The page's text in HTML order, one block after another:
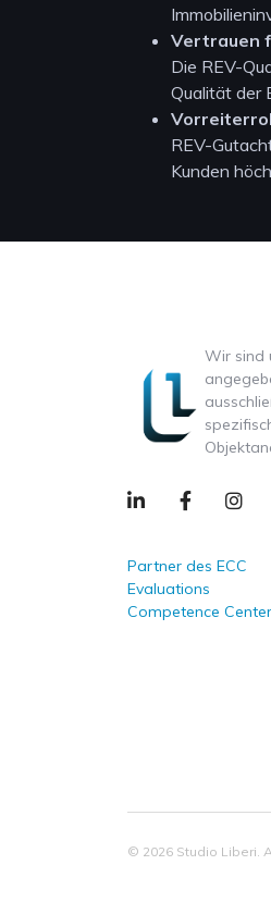
Vertrauen
Die REV-
Qualität der
REV-
Kunden
Wir sind
Partner des ECC
Evaluations
Competence Center
© 2026 Studio Liberi.